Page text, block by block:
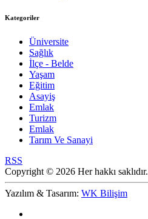
Kategoriler
Üniversite
Sağlık
İlçe - Belde
Yaşam
Eğitim
Asayiş
Emlak
Turizm
Emlak
Tarım Ve Sanayi
RSS
Copyright © 2026 Her hakkı saklıdır.
Yazılım & Tasarım: WK Bilişim